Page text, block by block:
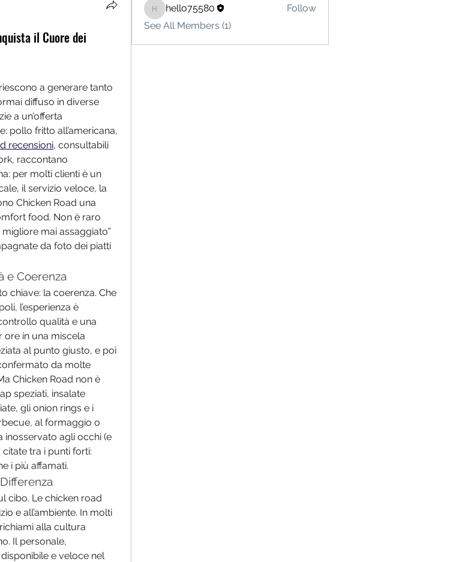
il Cuore dei
a generare tanto
diffuso in diverse
a un’offerta
pollo fritto all’americana,
recensioni, consultabili
raccontano
per molti clienti è un
il servizio veloce, la
Chicken Road una
food. Non è raro
mai assaggiato”
da foto dei piatti
e Coerenza
chiave: la coerenza. Che
l’esperienza è
qualità e una
ore in una miscela
al punto giusto, e poi
da molte
Chicken Road non è
speziati, insalate
gli onion rings e i
al formaggio o
agli occhi (e
tra i punti forti:
i più affamati.
cibo. Le chicken road
e all’ambiente. In molti
alla cultura
Il personale,
e veloce nel
hello75580
hello75580
Follow
See All Members (1)